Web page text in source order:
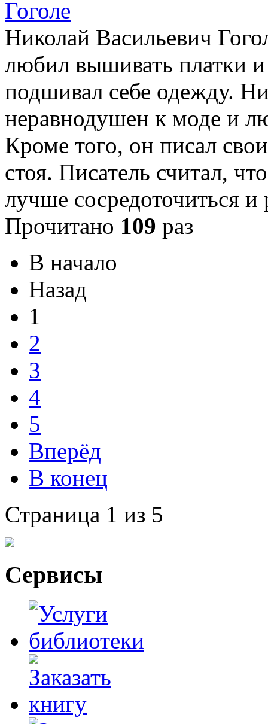
Николай Васильевич
любил вышивать платки
подшивал себе одежду.
неравнодушен к моде и
Кроме того, он писал
стоя. Писатель считал,
лучше сосредоточиться
Прочитано 109 раз
В начало
Назад
1
2
3
4
5
Вперёд
В конец
Страница 1 из 5
Сервисы